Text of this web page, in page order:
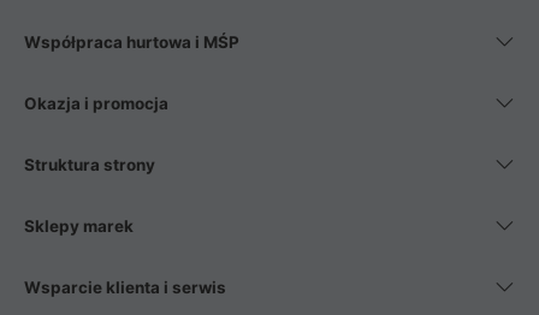
Współpraca hurtowa i MŚP
Okazja i promocja
Struktura strony
Sklepy marek
Wsparcie klienta i serwis